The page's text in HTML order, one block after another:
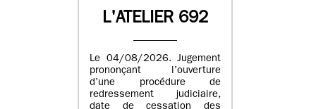
L'ATELIER 692
Le 04/08/2026. Jugement
prononçant l’ouverture
d’une procédure de
redressement judiciaire,